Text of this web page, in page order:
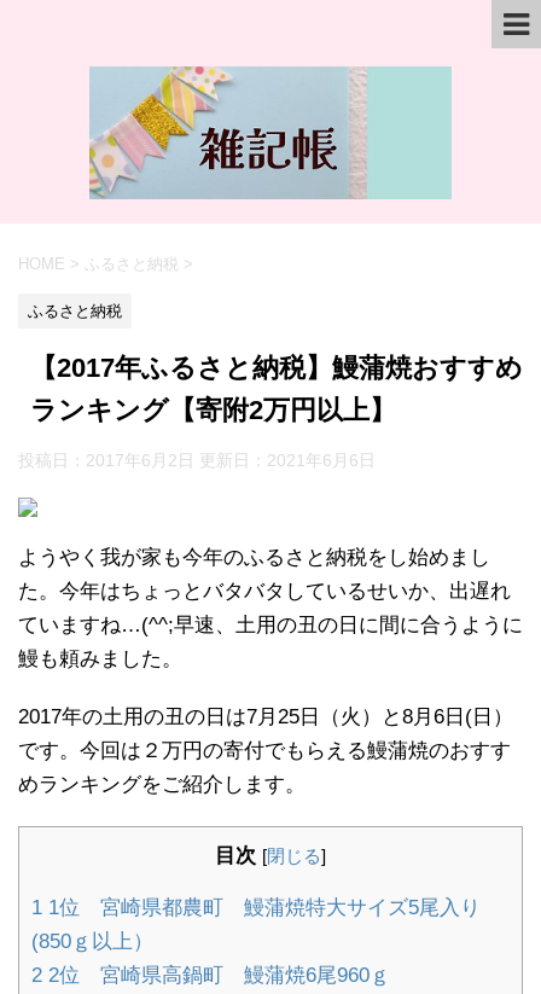
HOME > ふるさと納税 >
ふるさと納税
【2017年ふるさと納税】鰻蒲焼おすすめ
ランキング【寄附2万円以上】
投稿日：2017年6月2日 更新日： 2021年6月6日
ようやく我が家も今年のふるさと納税をし始めまし
た。今年はちょっとバタバタしているせいか、出遅れ
ていますね…(^^;早速、土用の丑の日に間に合うように
鰻も頼みました。
2017年の土用の丑の日は7月25日（火）と8月6日(日）
です。今回は２万円の寄付でもらえる鰻蒲焼のおすす
めランキングをご紹介します。
目次 [閉じる]
1 1位 宮崎県都農町 鰻蒲焼特大サイズ5尾入り
(850ｇ以上）
2 2位 宮崎県高鍋町 鰻蒲焼6尾960ｇ